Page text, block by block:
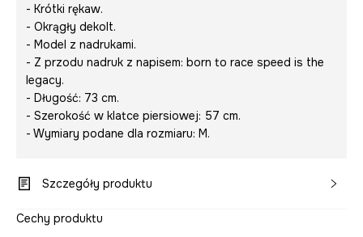
- Krótki rękaw.
- Okrągły dekolt.
- Model z nadrukami.
- Z przodu nadruk z napisem: born to race speed is the
legacy.
- Długość: 73 cm.
- Szerokość w klatce piersiowej: 57 cm.
- Wymiary podane dla rozmiaru: M.
Szczegóły produktu
Cechy produktu